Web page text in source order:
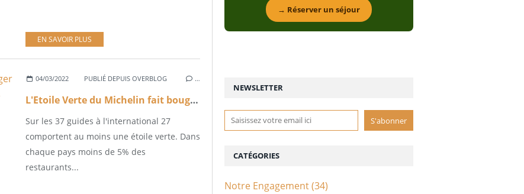
EN SAVOIR PLUS
04/03/2022 PUBLIÉ DEPUIS OVERBLOG …
L'Etoile Verte du Michelin fait bouger les lignes vers une restauration plus durable
Sur les 37 guides à l'international 27
comportent au moins une étoile verte. Dans
chaque pays moins de 5% des
restaurants...
NEWSLETTER
CATÉGORIES
Notre Engagement(34)
→ Réserver un séjour